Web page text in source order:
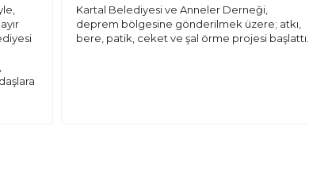
Kartal Belediyesi ve Anneler Derneği,
deprem bölgesine gönderilmek üzere; atkı,
bere, patik, ceket ve şal örme projesi başlattı.